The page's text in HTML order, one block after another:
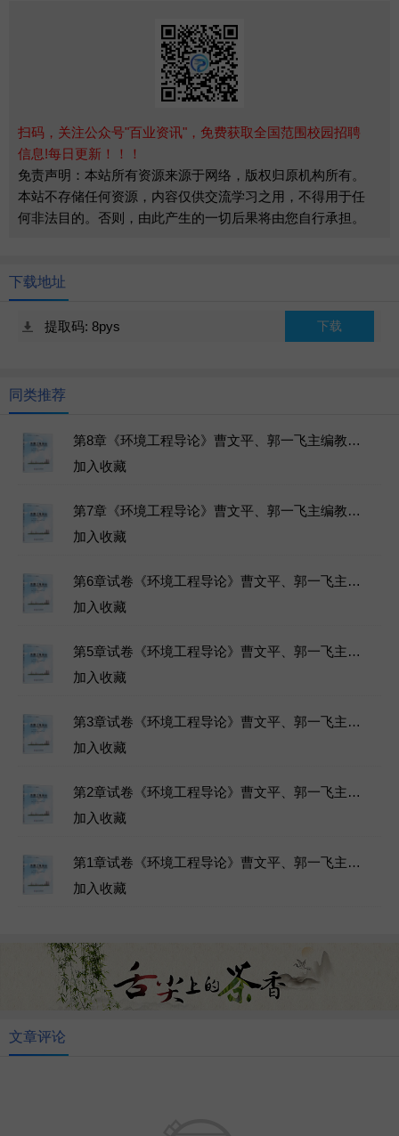
扫码，关注公众号"百业资讯"，免费获取全国范围校园招聘
信息!每日更新！！！
免责声明：本站所有资源来源于网络，版权归原机构所有。
本站不存储任何资源，内容仅供交流学习之用，不得用于任
何非法目的。否则，由此产生的一切后果将由您自行承担。
下载地址
下载
提取码: 8pys
同类推荐
第8章《环境工程导论》曹文平、郭一飞主编教材-哈尔滨工业大学出版社-2020年9月第二版-ISBN：9787560386225-章节练习试题库下载
加入收藏
第7章《环境工程导论》曹文平、郭一飞主编教材-哈尔滨工业大学出版社-2020年9月第二版-ISBN：9787560386225-章节练习试题库下载
加入收藏
第6章试卷《环境工程导论》曹文平、郭一飞主编教材-哈尔滨工业大学出版社-2020年9月第二版-ISBN：9787560386225-章节练习试题库下载
加入收藏
第5章试卷《环境工程导论》曹文平、郭一飞主编教材-哈尔滨工业大学出版社-2020年9月第二版-ISBN：9787560386225-章节练习试题库下载
加入收藏
第3章试卷《环境工程导论》曹文平、郭一飞主编教材-哈尔滨工业大学出版社-2020年9月第二版-ISBN：9787560386225-章节练习试题库下载
加入收藏
第2章试卷《环境工程导论》曹文平、郭一飞主编教材-哈尔滨工业大学出版社-2020年9月第二版-ISBN：9787560386225-章节练习试题库下载
加入收藏
第1章试卷《环境工程导论》曹文平、郭一飞主编教材-哈尔滨工业大学出版社-2020年9月第二版-ISBN：9787560386225-章节练习试题库下载
加入收藏
文章评论